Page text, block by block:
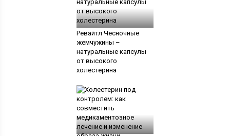
Ревайтл Чесночные
жемчужины –
натуральные капсулы
от высокого
холестерина